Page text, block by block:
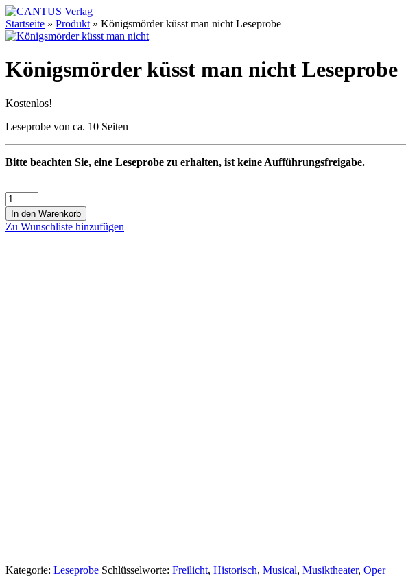
Startseite » Produkt » Königsmörder küsst man nicht Leseprobe
Königsmörder küsst man nicht Leseprobe
Kostenlos!
Leseprobe von ca. 10 Seiten
Bitte beachten Sie, eine Leseprobe zu erhalten, ist keine Aufführungsfreigabe.
In den Warenkorb
Zu Wunschliste hinzufügen
Kategorie: Leseprobe Schlüsselworte: Freilicht, Historisch, Musical, Musiktheater, Oper